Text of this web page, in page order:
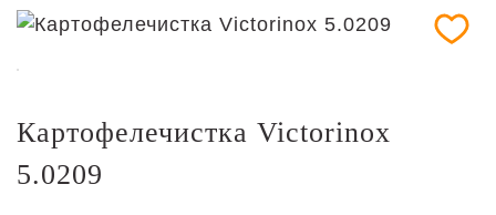
Картофелечистка Victorinox
5.0209